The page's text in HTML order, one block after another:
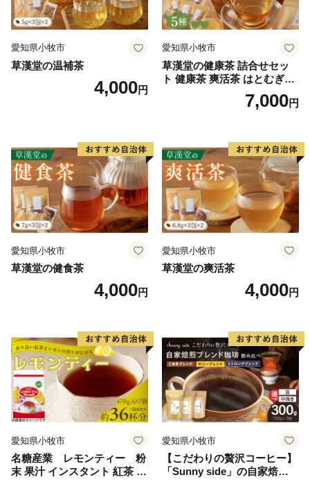
愛知県小牧市
草漢堂の温補茶
4,000円
愛知県小牧市
草漢堂の健康茶 詰合せセッ
ト 健康茶 爽活茶 はとむぎ茶
温補茶 健食茶 和漢紅茶 お茶
7,000円
愛知県小牧市
草漢堂の健食茶
4,000円
愛知県小牧市
草漢堂の爽活茶
4,000円
愛知県小牧市
名糖産業 レモンティー 粉
末 果汁 インスタント 紅茶 ビ
愛知県小牧市
【こだわりの贅沢コーヒー】
「Sunny side」の自家焙煎珈